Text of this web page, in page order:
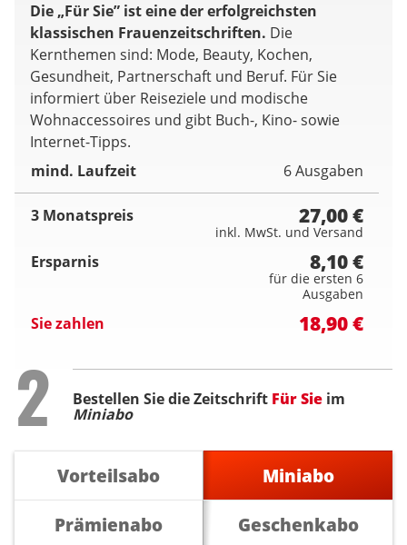
Die „Für Sie” ist eine der erfolgreichsten
klassischen Frauenzeitschriften. Die
Kernthemen sind: Mode, Beauty, Kochen,
Gesundheit, Partnerschaft und Beruf. Für Sie
informiert über Reiseziele und modische
Wohnaccessoires und gibt Buch-, Kino- sowie
Internet-Tipps.
mind. Laufzeit
6 Ausgaben
3 Monatspreis 27,00 €
inkl. MwSt. und Versand
Ersparnis 8,10 €
für die ersten 6
Ausgaben
Sie zahlen 18,90 €
Step
2 Bestellen Sie die Zeitschrift Für Sie im
Miniabo
Vorteilsabo
Miniabo
Prämienabo
Geschenkabo